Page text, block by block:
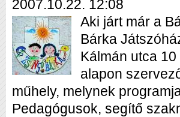
2007.10.22. 12:08
Aki járt már a
Bárka
Kálmán utca
alapon
műhely, melynek
Pedagógusok, segítő